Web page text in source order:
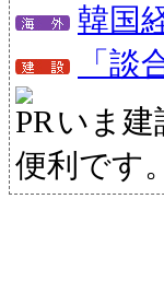
韓国
「
いま建
便利です。